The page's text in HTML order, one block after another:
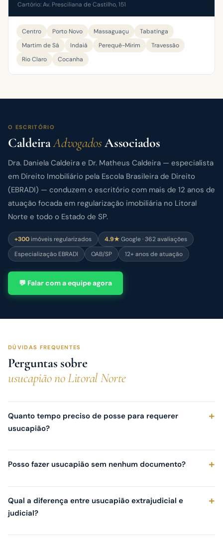
Cartório: Av. Presciliana de Castilho, 151
Centro Porto Novo Massaguaçu
Tabatinga
Martim de Sá
Indaiá Perequê-Mirim
Travessão
Rio Claro
Cocanha
O ESCRITÓRIO
CaldeiraAdvogadosAssociados
Dra. Daniela Caldeira e Dr. Matheus Caldeira — especialista
em Direito Imobiliário pela Escola Brasileira de Direito
(EBRADI) — conduzem o escritório com mais de 12 anos de
atuação focada em regularização imobiliária no Litoral
Norte e todo o Estado de SP.
+300 imóveis regularizados 4.9★Google · 362 avaliações
Especialização EBRADI
OAB/SP 12+ anos de atuação
💬 Falar com a equipe agora
DÚVIDAS FREQUENTES
Perguntas sobre
usucapião no Litoral Norte
Quanto tempo preciso de posse para requerer
usucapião?
Posso fazer usucapião sem nenhum documento?
Qual a diferença entre usucapião extrajudicial e
judicial?